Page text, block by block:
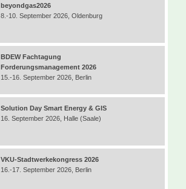
beyondgas2026
8.-10. September 2026, Oldenburg
BDEW Fachtagung
Forderungsmanagement 2026
15.-16. September 2026, Berlin
Solution Day Smart Energy & GIS
16. September 2026, Halle (Saale)
VKU-Stadtwerkekongress 2026
16.-17. September 2026, Berlin